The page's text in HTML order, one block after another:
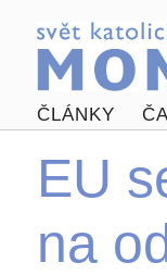
ČLÁNKY
EU
na